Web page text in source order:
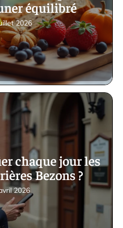
équilibré
2026
chaque jour les
Bezons ?
2026